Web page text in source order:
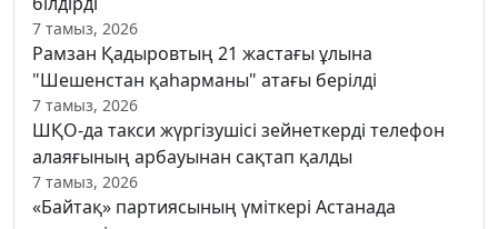
7 тамыз, 2026
Рамзан Қадыровтың 21 жастағы ұлына
"Шешенстан қаһарманы" атағы берілді
7 тамыз, 2026
ШҚО-да такси жүргізушісі зейнеткерді телефон
алаяғының арбауынан сақтап қалды
7 тамыз, 2026
«Байтақ» партиясының үміткері Астанада